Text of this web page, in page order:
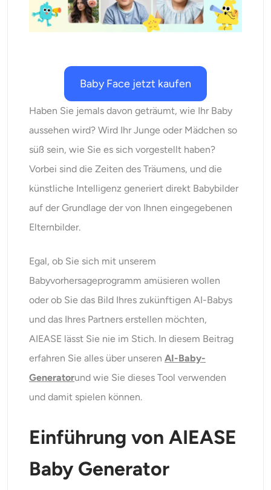
KI neu einfärben
Frisuren-Wechsler
Kleiderbügel
KI-Filter
KI-Headshot-Generator
Video-Werkzeuge
Videoeffekte
Video-Wasserzeichen-Entferner
Baby Face jetzt kaufen
Haben Sie jemals davon geträumt, wie Ihr Baby
aussehen wird? Wird Ihr Junge oder Mädchen so
süß sein, wie Sie es sich vorgestellt haben?
Vorbei sind die Zeiten des Träumens, und die
künstliche Intelligenz generiert direkt Babybilder
auf der Grundlage der von Ihnen eingegebenen
Elternbilder.
Egal, ob Sie sich mit unserem
Babyvorhersageprogramm amüsieren wollen
oder ob Sie das Bild Ihres zukünftigen AI-Babys
und das Ihres Partners erstellen möchten,
AIEASE lässt Sie nie im Stich. In diesem Beitrag
erfahren Sie alles über unserenAI-Baby-
Generatorund wie Sie dieses Tool verwenden
und damit spielen können.
Einführung von AIEASE
Baby Generator